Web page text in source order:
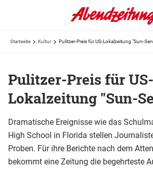
Startseite Kultur Pulitzer-Preis für US-Lokalzeitung "Sun-
Pulitzer-Preis für US-
Lokalzeitung "Sun-
Dramatische Ereignisse wie das
High School in Florida stellen
Proben. Für ihre Berichte nach dem
bekommt eine Zeitung die begehrteste